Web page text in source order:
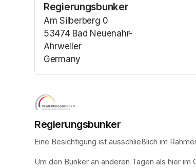
Regierungsbunker
Am Silberberg 0
53474 Bad Neuenahr-
Ahrweiler
Germany
(opens in a new tab)
Regierungsbunker
Eine Besichtigung ist ausschließlich im
Um den Bunker an anderen Tagen als hier